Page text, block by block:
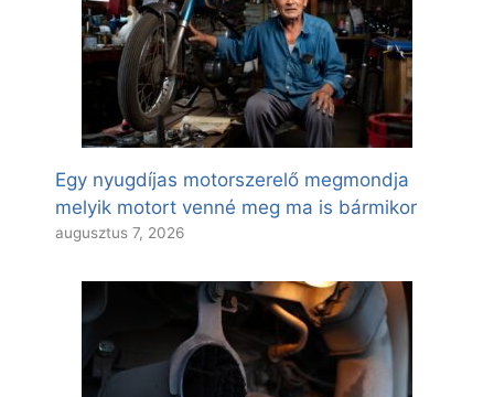
Egy nyugdíjas motorszerelő megmondja
melyik motort venné meg ma is bármikor
augusztus 7, 2026